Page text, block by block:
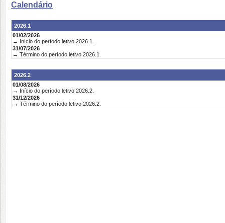
Calendário
2026.1
01/02/2026
→ Início do período letivo 2026.1.
31/07/2026
→ Término do período letivo 2026.1.
2026.2
01/08/2026
→ Início do período letivo 2026.2.
31/12/2026
→ Término do período letivo 2026.2.